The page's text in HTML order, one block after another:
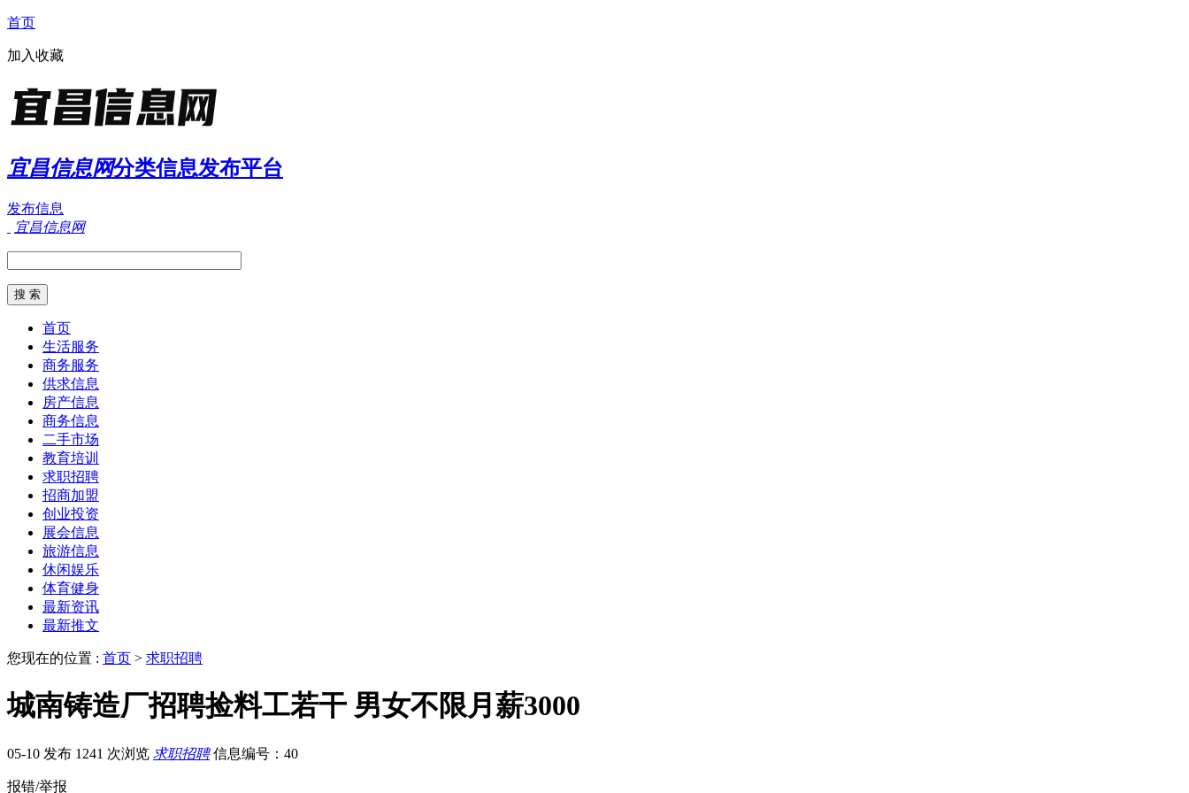
首页
加入收藏
宜昌信息网分类信息发布平台
发布信息
宜昌信息网
首页
生活服务
商务服务
供求信息
房产信息
商务信息
二手市场
教育培训
求职招聘
招商加盟
创业投资
展会信息
旅游信息
休闲娱乐
体育健身
最新资讯
最新推文
您现在的位置 : 首页 > 求职招聘
城南铸造厂招聘捡料工若干 男女不限月薪3000
05-10 发布 1241 次浏览 求职招聘 信息编号：40
报错/举报